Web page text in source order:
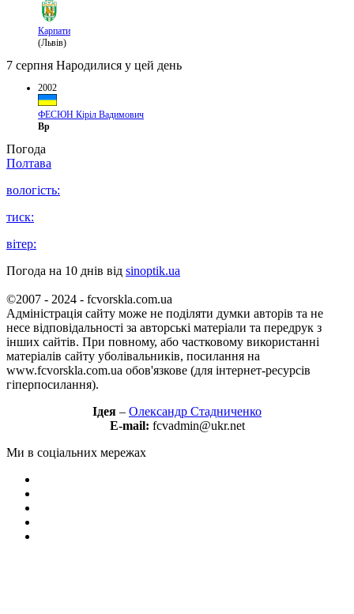
Карпати
(Львів)
7 серпня Народилися у цей день
2002
ФЕСЮН Кіріл Вадимович
Вр
Погода
Полтава
вологість:
тиск:
вітер:
Погода на 10 днів від sinoptik.ua
©2007 - 2024 - fcvorskla.com.ua
Адміністрація сайту може не поділяти думки авторів та не
несе відповідальності за авторські матеріали та передрук з
інших сайтів. При повному, або частковому використанні
матеріалів сайту уболівальників, посилання на
www.fcvorskla.com.ua обов'язкове (для інтернет-ресурсів
гіперпосилання).
Ідея – Олександр Стадниченко
E-mail: fcvadmin@ukr.net
Ми в соціальних мережах